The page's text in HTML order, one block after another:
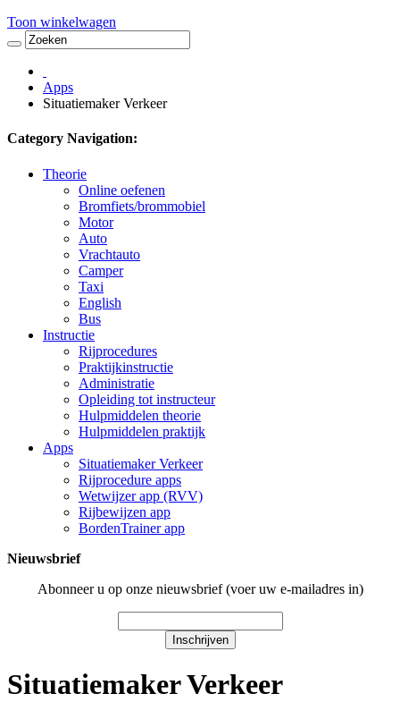
Toon winkelwagen
Apps
Situatiemaker Verkeer
Category Navigation:
Theorie
Online oefenen
Bromfiets/brommobiel
Motor
Auto
Vrachtauto
Camper
Taxi
English
Bus
Instructie
Rijprocedures
Praktijkinstructie
Administratie
Opleiding tot instructeur
Hulpmiddelen theorie
Hulpmiddelen praktijk
Apps
Situatiemaker Verkeer
Rijprocedure apps
Wetwijzer app (RVV)
Rijbewijzen app
BordenTrainer app
Nieuwsbrief
Abonneer u op onze nieuwsbrief (voer uw e-mailadres in)
Inschrijven
Situatiemaker Verkeer